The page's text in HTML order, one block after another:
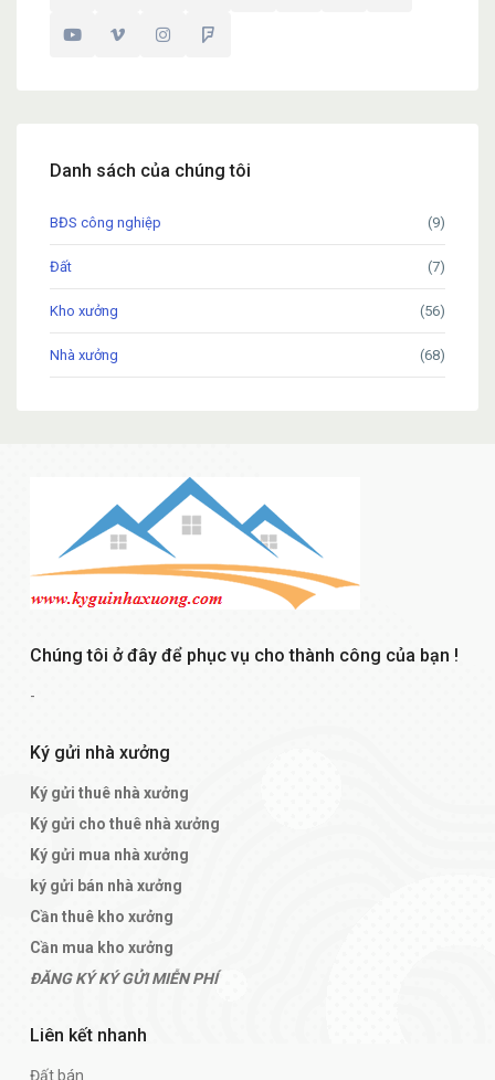
Danh sách của chúng tôi
BĐS công nghiệp (9)
Đất (7)
Kho xưởng (56)
Nhà xưởng (68)
Chúng tôi ở đây để phục vụ cho thành công của bạn !
-
Ký gửi nhà xưởng
Ký gửi thuê nhà xưởng
Ký gửi cho thuê nhà xưởng
Ký gửi mua nhà xưởng
ký gửi bán nhà xưởng
Cần thuê kho xưởng
Cần mua kho xưởng
ĐĂNG KÝ KÝ GỬI MIỄN PHÍ
Liên kết nhanh
Đất bán